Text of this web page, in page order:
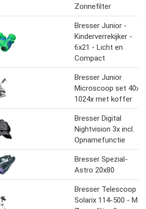
Zonnefilter
Bresser Junior -
Kinderverrekijker -
6x21 - Licht en
Compact
Bresser Junior
Microscoop set 40x-
1024x met koffer
Bresser Digital
Nightvision 3x incl.
Opnamefunctie
Bresser Spezial-
Astro 20x80
Bresser Telescoop -
Solarix 114-500 - Met